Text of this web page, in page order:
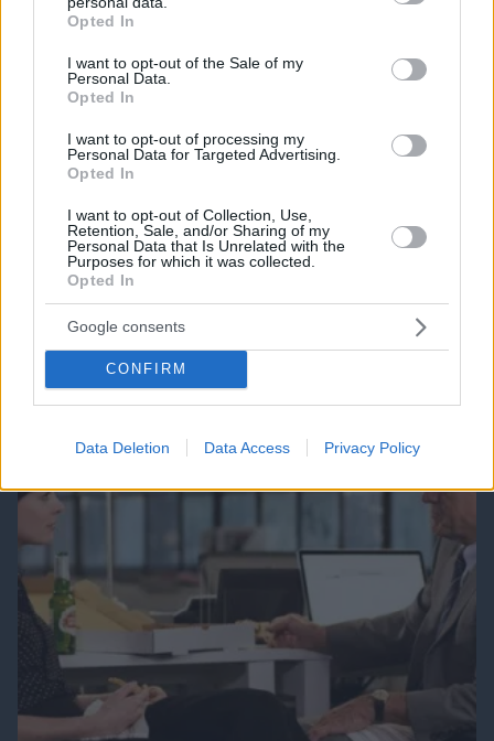
grant or deny consent to Google and its third-party tags to
use your data for below specified purposes in below Google
consent section.
Opted In
I want to opt-out of the Sale of my
Personal Data.
Opted In
I want to opt-out of processing my
Personal Data for Targeted Advertising.
Opted In
I want to opt-out of Collection, Use,
Retention, Sale, and/or Sharing of my
Personal Data that Is Unrelated with the
Purposes for which it was collected.
Opted In
Google consents
CONFIRM
Data Deletion Data Access Privacy Policy
Το νέο... καλοκαιρινό κόλπο που κάνουν οι
κλέφτες αυτοκινήτων στην Ελλάδα